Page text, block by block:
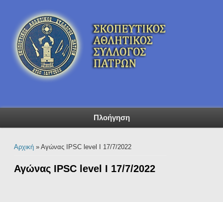
Πλοήγηση
Είστε εδώ
Αρχική» Αγώνας IPSC level I 17/7/2022
Αγώνας IPSC level I 17/7/2022